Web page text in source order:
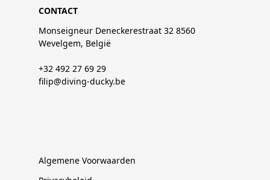
CONTACT
Monseigneur Deneckerestraat 32 8560
Wevelgem, België
+32 492 27 69 29
filip@diving-ducky.be
Algemene Voorwaarden